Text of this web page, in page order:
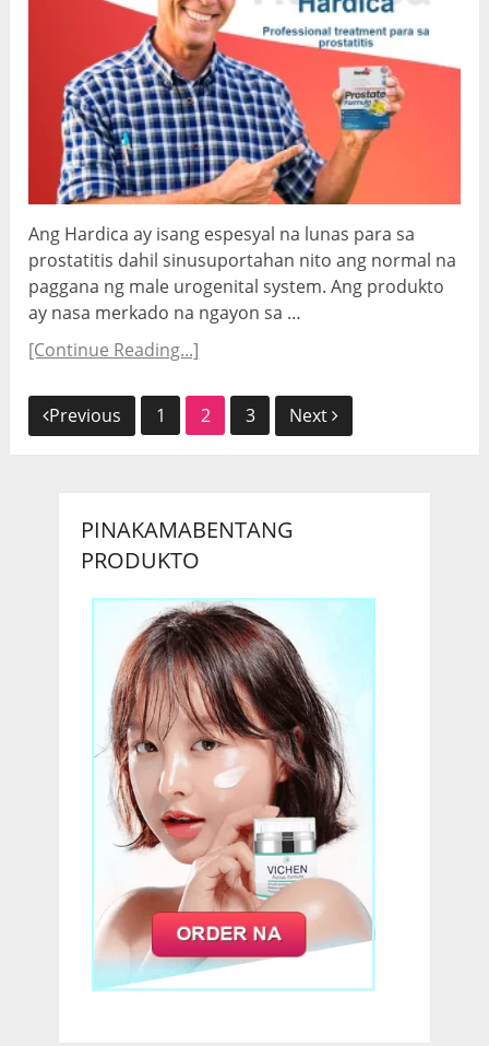
Ang Hardica ay isang espesyal na lunas para sa
prostatitis dahil sinusuportahan nito ang normal na
paggana ng male urogenital system. Ang produkto
ay nasa merkado na ngayon sa …
[Continue Reading...]
Nabigasyon
post
Previous 1 2 3 Next
PINAKAMABENTANG
PRODUKTO